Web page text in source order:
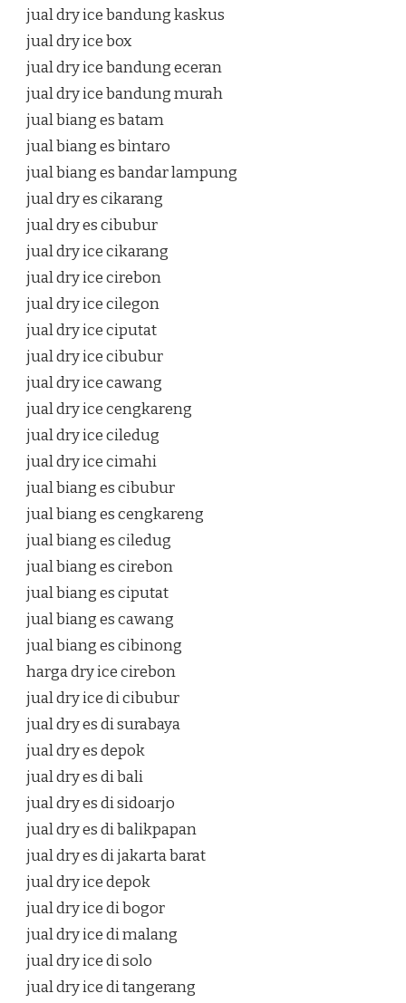
jual dry ice bandung kaskus
jual dry ice box
jual dry ice bandung eceran
jual dry ice bandung murah
jual biang es batam
jual biang es bintaro
jual biang es bandar lampung
jual dry es cikarang
jual dry es cibubur
jual dry ice cikarang
jual dry ice cirebon
jual dry ice cilegon
jual dry ice ciputat
jual dry ice cibubur
jual dry ice cawang
jual dry ice cengkareng
jual dry ice ciledug
jual dry ice cimahi
jual biang es cibubur
jual biang es cengkareng
jual biang es ciledug
jual biang es cirebon
jual biang es ciputat
jual biang es cawang
jual biang es cibinong
harga dry ice cirebon
jual dry ice di cibubur
jual dry es di surabaya
jual dry es depok
jual dry es di bali
jual dry es di sidoarjo
jual dry es di balikpapan
jual dry es di jakarta barat
jual dry ice depok
jual dry ice di bogor
jual dry ice di malang
jual dry ice di solo
jual dry ice di tangerang